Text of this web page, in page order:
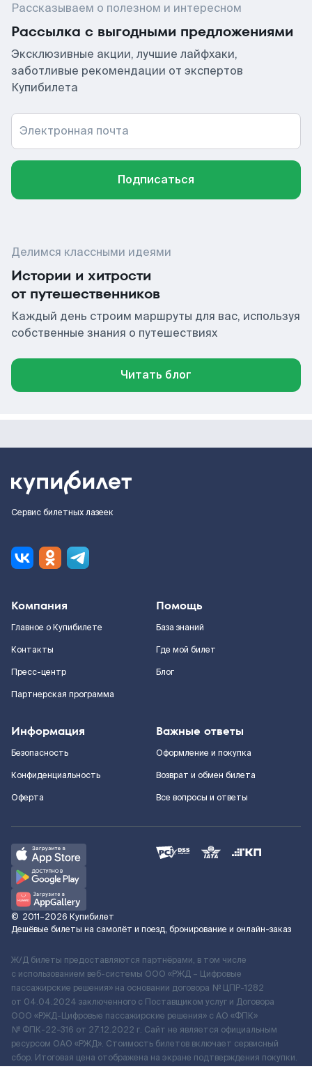
Рассказываем о полезном и интересном
Рассылка с выгодными предложениями
Эксклюзивные акции, лучшие лайфхаки,
заботливые рекомендации от экспертов
Купибилета
Электронная почта
Подписаться
Делимся классными идеями
Истории и хитрости
от путешественников
Каждый день строим маршруты для вас, используя
собственные знания о путешествиях
Читать блог
Сервис билетных лазеек
Компания
Главное о Купибилете
Контакты
Пресс-центр
Партнерская программа
Помощь
База знаний
Где мой билет
Блог
Информация
Безопасность
Конфиденциальность
Оферта
Важные ответы
Оформление и покупка
Возврат и обмен билета
Все вопросы и ответы
© 2011–2026 Купибилет
Дешёвые билеты на самолёт и поезд, бронирование и онлайн-заказ
Ж/Д билеты предоставляются партнёрами, в том числе
с использованием веб-системы ООО «РЖД – Цифровые
пассажирские решения» на основании договора № ЦПР-1282
от 04.04.2024 заключенного с Поставщиком услуг и Договора
ООО «РЖД-Цифровые пассажирские решения» c АО «ФПК»
№ ФПК-22-316 от 27.12.2022 г. Сайт не является официальным
ресурсом ОАО «РЖД». Стоимость билетов включает сервисный
сбор. Итоговая цена отображена на экране подтверждения покупки.